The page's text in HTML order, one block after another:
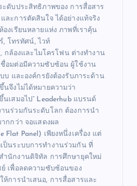
ะดับประสิทธิภาพของ การสื่อสาร
ละการตัดสินใจ ได้อย่างแท้จริง
องเรียนหลายแห่ง ภาพที่เราคุ้น
, โทรทัศน์, ไวท์
กล้องและไมโครโฟน ต่างทำงาน
อมต่อมีความซับซ้อน ผู้ใช้งาน
บ และองค์กรยังต้องรับภาระด้าน
จึงไม่ได้หมายความว่า
เสมอไป” Leaderhub แบรนด์
านร่วมกันระดับโลก ต้องการนำ
กกว่า จอแสดงผล
Flat Panel) เพียงหนึ่งเครื่อง แต่
ป็นระบบการทำงานร่วมกัน ที่
ำนักงานดิจิทัล การศึกษายุคใหม่
เพื่อลดความซับซ้อนของ
ห้การนำเสนอ, การสื่อสารและ